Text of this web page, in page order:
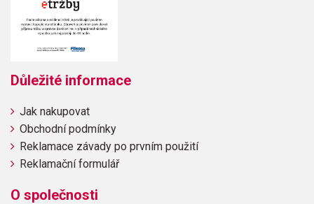
Důležité informace
Jak nakupovat
Obchodní podmínky
Reklamace závady po prvním použití
Reklamační formulář
O společnosti